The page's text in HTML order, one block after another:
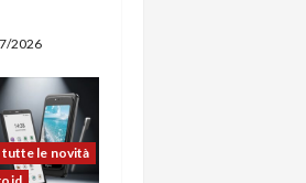
2026
tutte le novità